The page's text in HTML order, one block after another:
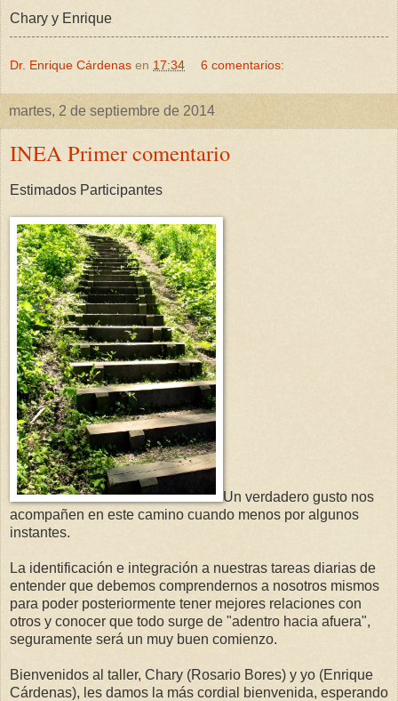
Chary y Enrique
Dr. Enrique Cárdenas en 17:34 6 comentarios:
martes, 2 de septiembre de 2014
INEA Primer comentario
Estimados Participantes
Un verdadero gusto nos
acompañen en este camino cuando menos por algunos
instantes.
La identificación e integración a nuestras tareas diarias de
entender que debemos comprendernos a nosotros mismos
para poder posteriormente tener mejores relaciones con
otros y conocer que todo surge de "adentro hacia afuera",
seguramente será un muy buen comienzo.
Bienvenidos al taller, Chary (Rosario Bores) y yo (Enrique
Cárdenas), les damos la más cordial bienvenida, esperando